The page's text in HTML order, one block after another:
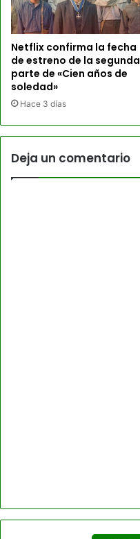
Netflix confirma la fecha
de estreno de la segunda
parte de «Cien años de
soledad»
Hace 3 días
Deja un comentario